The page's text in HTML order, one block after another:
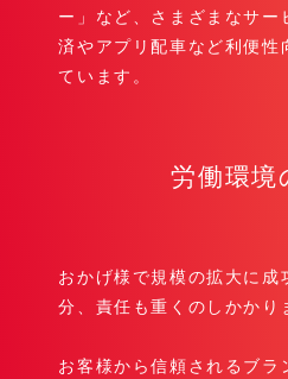
ー」など、さまざまなサー
済やアプリ配車など利便性
ています。
労働環境
おかげ様で規模の拡大に成
分、責任も重くのしかかり
お客様から信頼されるブラ